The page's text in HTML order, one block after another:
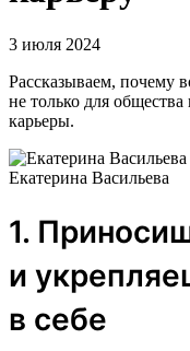
3 июля 2024
Рассказываем, почему
не только для
карьеры.
Екатерина Васильева
1.
и
в себе